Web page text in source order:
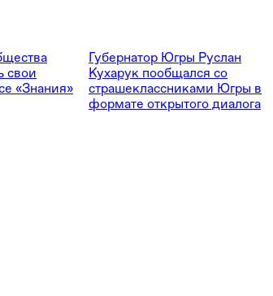
свои
«Знания»
Губернатор Югры Руслан
Кухарук пообщался со
страшеклассниками Югры в
формате открытого диалога